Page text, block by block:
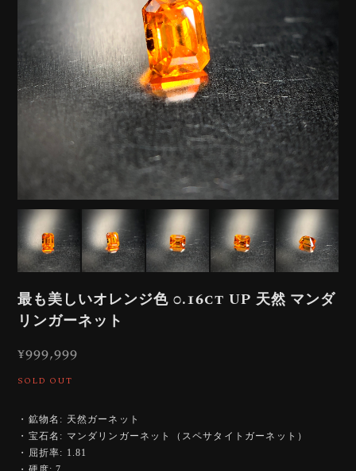
最も美しいオレンジ色 0.16ct UP 天然 マンダ
リンガーネット
¥999,999
SOLD OUT
・鉱物名: 天然ガーネット
・宝石名: マンダリンガーネット（スペサタイトガーネット）
・屈折率: 1.81